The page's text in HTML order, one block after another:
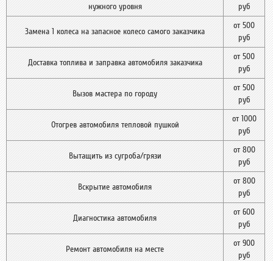
нужного уровня
руб
Замена 1 колеса на запасное колесо самого заказчика
от 500
руб
Доставка топлива и заправка автомобиля заказчика
от 500
руб
Вызов мастера по городу
от 500
руб
Отогрев автомобиля тепловой пушкой
от 1000
руб
Вытащить из сугроба/грязи
от 800
руб
Вскрытие автомобиля
от 800
руб
Диагностика автомобиля
от 600
руб
Ремонт автомобиля на месте
от 900
руб